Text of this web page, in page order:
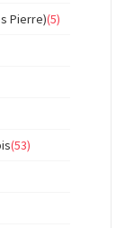
Pierre)(5)
(53)